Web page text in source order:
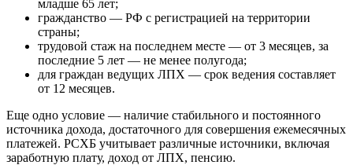
младше 65 лет;
гражданство — РФ с регистрацией на территории
страны;
трудовой стаж на последнем месте — от 3 месяцев, за
последние 5 лет — не менее полугода;
для граждан ведущих ЛПХ — срок ведения составляет
от 12 месяцев.
Еще одно условие — наличие стабильного и постоянного
источника дохода, достаточного для совершения ежемесячных
платежей. РСХБ учитывает различные источники, включая
заработную плату, доход от ЛПХ, пенсию.